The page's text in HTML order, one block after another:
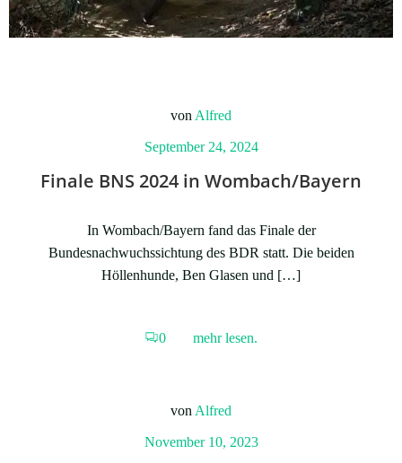
von Alfred
September 24, 2024
Finale BNS 2024 in Wombach/Bayern
In Wombach/Bayern fand das Finale der
Bundesnachwuchssichtung des BDR statt. Die beiden
Höllenhunde, Ben Glasen und […]
0 mehr lesen.
von Alfred
November 10, 2023